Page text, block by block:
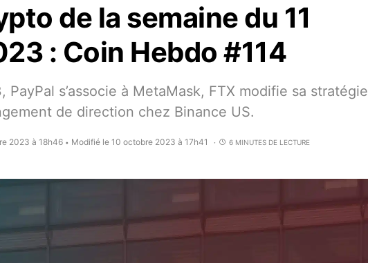
de la semaine du 11
: Coin Hebdo #114
s’associe à MetaMask, FTX modifie sa stratégie
de direction chez Binance US.
2023 à 18h46 • Modifié le 10 octobre 2023 à 17h41 6 MINUTES DE LECTURE